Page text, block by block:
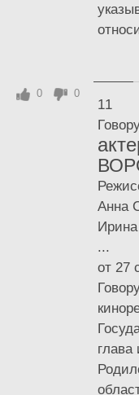
11
Анна
...
от 27
глава
0 0